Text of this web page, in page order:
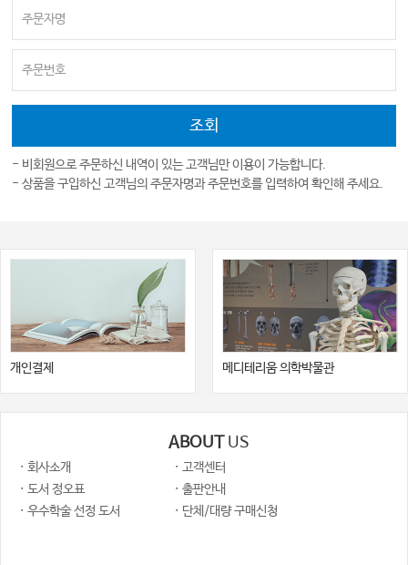
- 비회원으로 주문하신 내역이 있는 고객님만 이용이 가능합니다.
- 상품을 구입하신 고객님의 주문자명과 주문번호를 입력하여 확인해 주세요.
개인결제 메디테리움 의학박물관
ABOUTUS
· 회사소개
· 고객센터
· 도서 정오표
· 출판안내
· 우수학술 선정 도서
· 단체/대량 구매신청